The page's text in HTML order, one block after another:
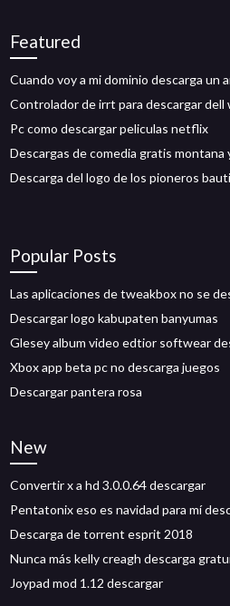
Featured
Cuando voy a mi dominio descarga un
Controlador de irrt para descargar dell
Pc como descargar peliculas netflix
Descargas de comedia gratis montana
Descarga del logo de los pioneros
Popular Posts
Las aplicaciones de tweakbox no se
Descargar logo kabupaten banyumas
Glesey album video edtior softwear
Xbox app beta pc no descarga juegos
Descargar pantera rosa
New
Convertir x a hd 3.0.0.64 descargar
Pentatonix eso es navidad para mí
Descarga de torrent esprit 2018
Nunca más kelly creagh descarga
Joypad mod 1.12 descargar